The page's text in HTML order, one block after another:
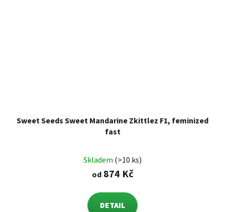
Sweet Seeds Sweet Mandarine Zkittlez F1, feminized
fast
Skladem (>10 ks)
od874 Kč
DETAIL